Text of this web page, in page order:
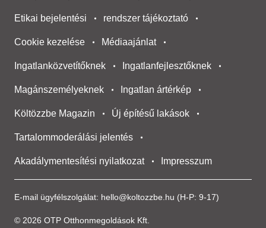
E-mail ügyfélszolgálat: hello@koltozzbe.hu (H-P: 9-17)
© 2026 OTP Otthonmegoldások Kft.
Etikai bejelentési rendszer tájékoztató
Cookie kezelése Médiaajánlat
Ingatlanközvetítőknek Ingatlanfejlesztőknek
Magánszemélyeknek Ingatlan ártérkép
Költözzbe Magazin Új építésű lakások
Tartalommoderálási jelentés
Akadálymentesítési nyilatkozat Impresszum